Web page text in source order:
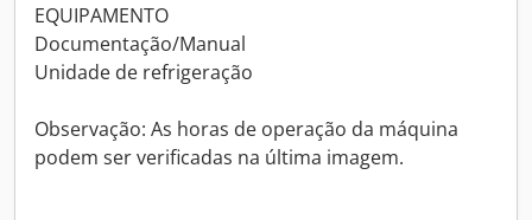
EQUIPAMENTO
Documentação/Manual
Unidade de refrigeração
Observação: As horas de operação da máquina
podem ser verificadas na última imagem.